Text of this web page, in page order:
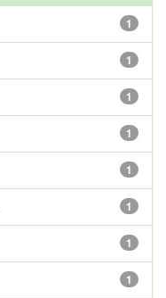
1
1
1
1
1
1
1
1